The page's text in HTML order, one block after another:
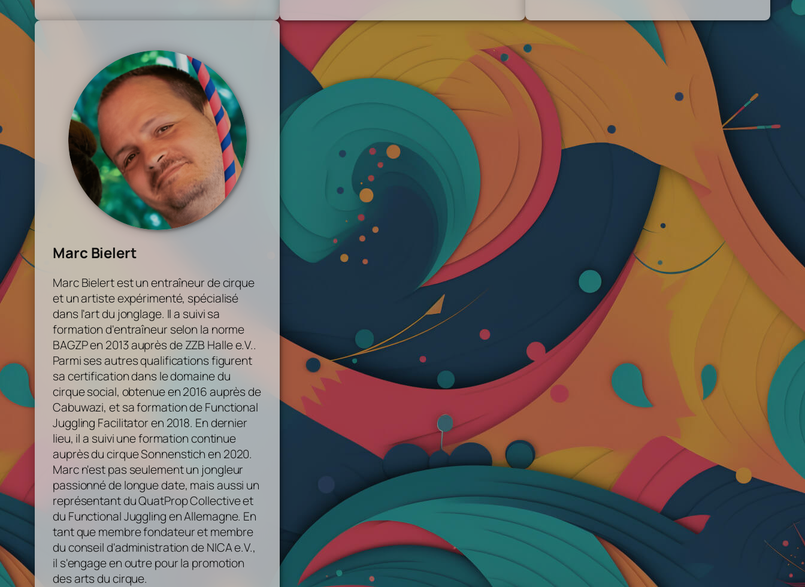
Marc Bielert
Marc Bielert est un entraîneur de cirque
et un artiste expérimenté, spécialisé
dans l'art du jonglage. Il a suivi sa
formation d'entraîneur selon la norme
BAGZP en 2013 auprès de ZZB Halle e.V..
Parmi ses autres qualifications figurent
sa certification dans le domaine du
cirque social, obtenue en 2016 auprès de
Cabuwazi, et sa formation de Functional
Juggling Facilitator en 2018. En dernier
lieu, il a suivi une formation continue
auprès du cirque Sonnenstich en 2020.
Marc n'est pas seulement un jongleur
passionné de longue date, mais aussi un
représentant du QuatProp Collective et
du Functional Juggling en Allemagne. En
tant que membre fondateur et membre
du conseil d'administration de NICA e.V.,
il s'engage en outre pour la promotion
des arts du cirque.